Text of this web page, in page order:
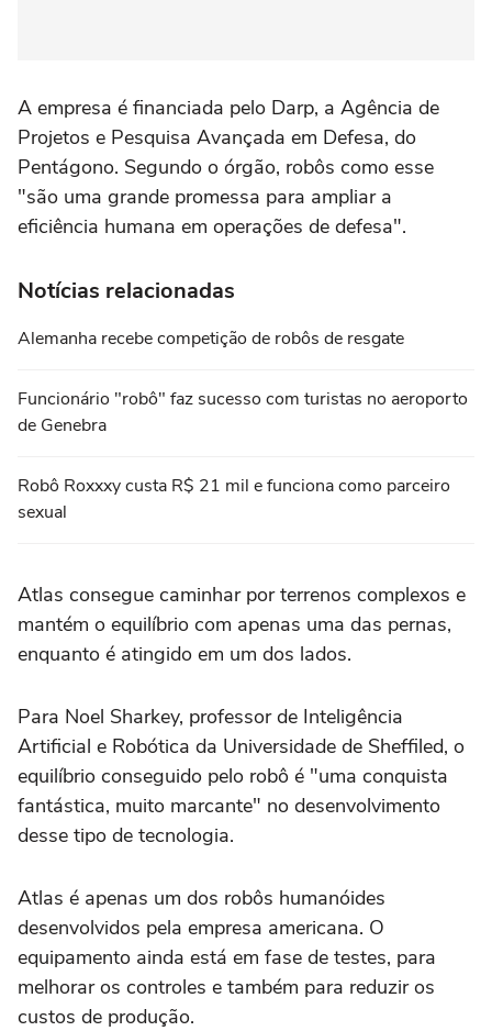
A empresa é financiada pelo Darp, a Agência de
Projetos e Pesquisa Avançada em Defesa, do
Pentágono. Segundo o órgão, robôs como esse
"são uma grande promessa para ampliar a
eficiência humana em operações de defesa".
Notícias relacionadas
Alemanha recebe competição de robôs de resgate
Funcionário "robô" faz sucesso com turistas no aeroporto
de Genebra
Robô Roxxxy custa R$ 21 mil e funciona como parceiro
sexual
Atlas consegue caminhar por terrenos complexos e
mantém o equilíbrio com apenas uma das pernas,
enquanto é atingido em um dos lados.
Para Noel Sharkey, professor de Inteligência
Artificial e Robótica da Universidade de Sheffiled, o
equilíbrio conseguido pelo robô é "uma conquista
fantástica, muito marcante" no desenvolvimento
desse tipo de tecnologia.
Atlas é apenas um dos robôs humanóides
desenvolvidos pela empresa americana. O
equipamento ainda está em fase de testes, para
melhorar os controles e também para reduzir os
custos de produção.